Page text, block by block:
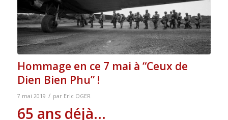
Hommage en ce 7 mai à “Ceux de
Dien Bien Phu” !
7 mai 2019 / par Eric OGER
65 ans déjà…